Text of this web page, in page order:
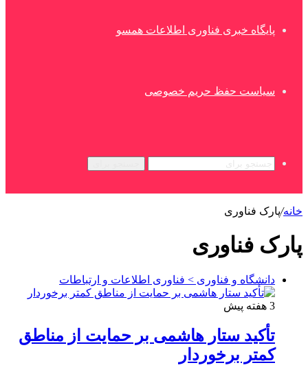
پایگاه خبری فناوری اطلاعات همسو
سیاست حفظ حریم خصوصی
خانه/پارک فناوری
پارک فناوری
دانشگاه و فناوری > فناوری اطلاعات و ارتباطات
3 هفته پیش
تأکید ستار هاشمی بر حمایت از مناطق
کمتر برخوردار